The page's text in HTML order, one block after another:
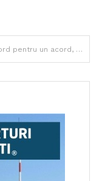
Un acord pentru un acord, sau BREXIT – eterna poveste